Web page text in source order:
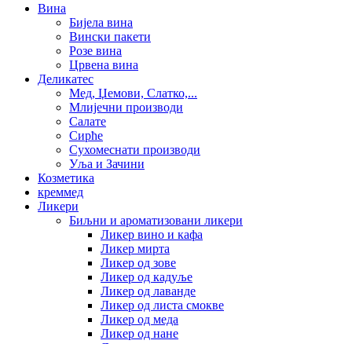
Вина
Бијела вина
Вински пакети
Розе вина
Црвена вина
Деликатес
Мед, Џемови, Слатко,...
Млијечни производи
Салате
Сирће
Сухомеснати производи
Уља и Зачини
Козметика
креммед
Ликери
Биљни и ароматизовани ликери
Ликер вино и кафа
Ликер мирта
Ликер од зове
Ликер од кадуље
Ликер од лаванде
Ликер од листа смокве
Ликер од меда
Ликер од нане